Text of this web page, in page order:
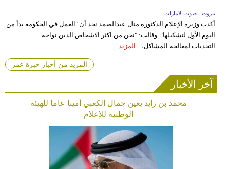
بيروت - صوت الامارات
أكدت وزيرة الإعلام الدكتورة منال عبدالصمد نجد أن "العمل في الحكومة بدأ من
اليوم الأول لتشكيلها". وقالت: "نحن من اكثر الاشخاص الذين نواجه
التحديات لمعالجة المشاكل، ... المزيد
المزيد من أخبار خبرة عمر
آخر الأخبار
محمد بن زايد يعين جمال الكعبي أمينا عاما للهيئة
الوطنية للإعلام